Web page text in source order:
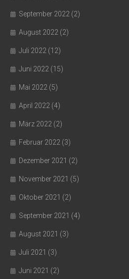
September 2022 (2)
August 2022 (2)
Juli 2022 (12)
Juni 2022 (15)
Mai 2022 (5)
April 2022 (4)
März 2022 (2)
Februar 2022 (3)
Dezember 2021 (2)
November 2021 (5)
Oktober 2021 (2)
September 2021 (4)
August 2021 (3)
Juli 2021 (3)
Juni 2021 (2)